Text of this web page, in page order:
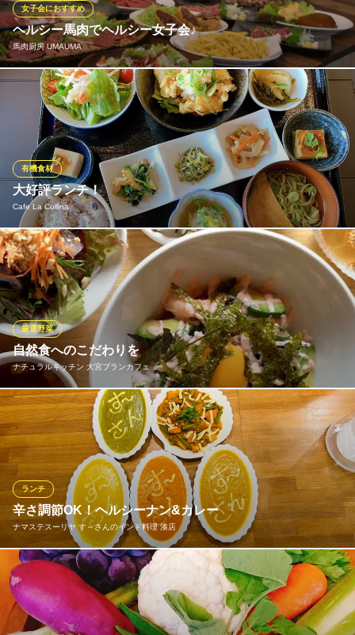
居酒屋地魚地酒ホルモン
南海本線尾崎駅 徒歩5分
大阪府阪南市下出720-5 わくわくアベニュー2F
ヘルシー馬肉でヘルシー女子会♪
馬肉厨房 UMAUMA
女子会におすすめ
いつも違う「馬肉で」女子会はいかがですか？ 女子会にバッチリ
なメニューございます♪
馬肉厨房 UMAUMA
馬肉屋（飲食・小売）
南海本線二色浜駅 徒歩5分
大阪府貝塚市澤569-3
大好評ランチ！
Cafe La Collina
有機食材
里山ランチが大好評！！ たくさんのおかず＋ごはん・汁物。少し
ずつ色んな美味しいおかずが楽しめます！
Cafe La Collina
カフェ
水間鉄道水間線水間観音駅 徒歩18分
大阪府貝塚市三ツ松745-1
自然食へのこだわりを
ナチュラルキッチン 大宮ブランカフェ
厳選野菜
ブランカフェでは新鮮な野菜を中心とした素材を活かしたメニュ
ーをご用意しております。自分達でお店を回りこだわり抜いたメ
ニューは皆さまの健康の第一歩となること心から願っておりま
す！！
ナチュラルキッチン 大宮ブランカフェ
新鮮な野菜 カフェ
南海本線和泉大宮駅 徒歩3分
大阪府岸和田市藤井町2-15-17
辛さ調節OK！ヘルシーナン&カレー
ナマステスーリヤ す～さんのインド料理 湊店
ランチ
お好みに応じて辛さの調節OKだから、お子様からお年寄りまで老
若男女が楽しめるカレー♪大人気のお子様セットもありますよ☆珍
しいのがホウレン草を練り込んだナン！ほうれん草ペーストを練
り込んだ緑色。野菜もたっぷり摂れるヘルシーカレーは、スパイ